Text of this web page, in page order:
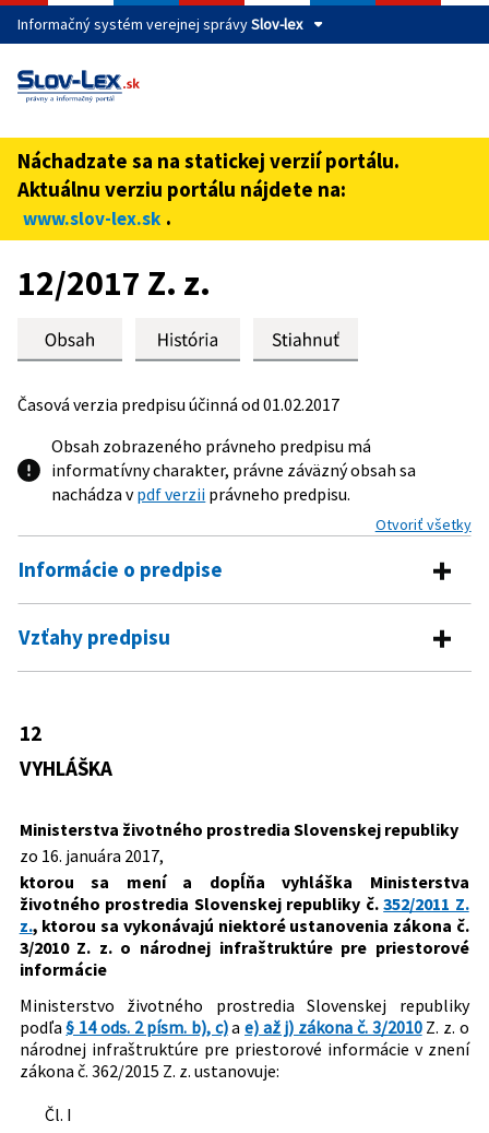
Informačný systém verejnej správySlov-lex
Táto stránka je zabezpečená
cez zabezpečenú webovú stránku verejnej správy SR.
Zabezpečená stránka vždy začína https:// pred názvom
domény webového sídla.
Náchadzate sa na statickej verzií portálu.
Aktuálnu verziu portálu nájdete na:
www.slov-lex.sk .
Preskoč na obsah
12/2017 Z. z.
Časová verzia predpisu účinná od 01.02.2017
Obsah zobrazeného právneho predpisu má
informatívny charakter, právne záväzný obsah sa
nachádza vpdf verzii právneho predpisu.
Otvoriť všetky
Informácie o predpise
Číslo predpisu:
12/2017 Z. z.
vykonávajú niektoré ustanovenia zákona č. 3/2010 Z.
Vyhláška
Dátum schválenia:
16.01.2017
Dátum vyhlásenia: 27.01.2017
Dátum účinnosti od: 01.02.2017
republiky
Právna
oblasť:
Energetika a priemysel
Informácie a informačný systém
Vzťahy predpisu
sa vykonávajú niektoré ustanovenia
infraštruktúre pre priestorové
informácie
12
VYHLÁŠKA
Ministerstva životného prostredia Slovenskej republiky
zo 16. januára 2017,
ktorou sa mení a dopĺňa vyhláška Ministerstva
životného prostredia Slovenskej republiky č.352/2011 Z.
z., ktorou sa vykonávajú niektoré ustanovenia zákona č.
3/2010 Z. z. o národnej infraštruktúre pre priestorové
informácie
Ministerstvo životného prostredia Slovenskej republiky
podľa§ 14 ods. 2 písm. b), c)ae) až j) zákona č. 3/2010Z. z. o
národnej infraštruktúre pre priestorové informácie v znení
zákona č. 362/2015 Z. z. ustanovuje:
Čl. I